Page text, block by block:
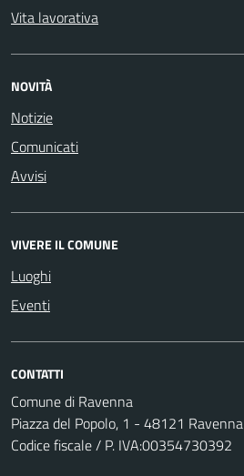
Vita lavorativa
NOVITÀ
Notizie
Comunicati
Avvisi
VIVERE IL COMUNE
Luoghi
Eventi
CONTATTI
Comune di Ravenna
Piazza del Popolo, 1 - 48121 Ravenna
Codice fiscale / P. IVA:00354730392